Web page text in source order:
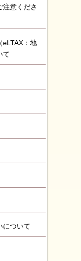
意くださ
eLTAX：地
て
について